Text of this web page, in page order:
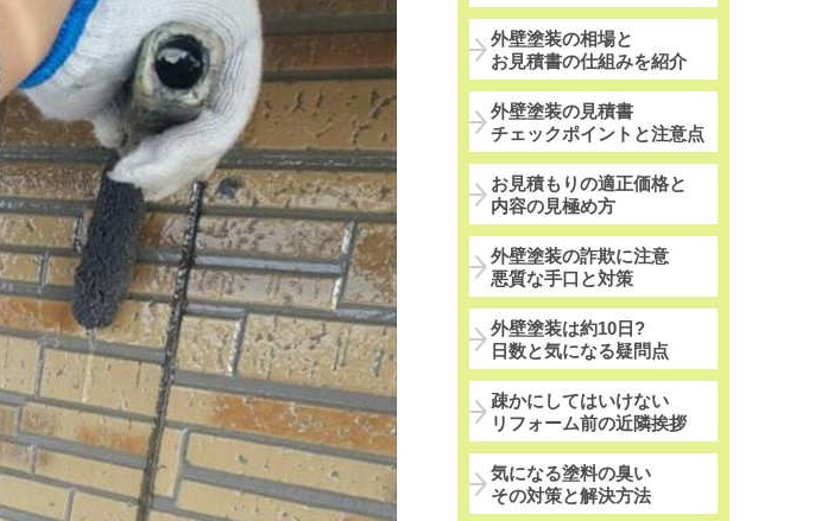
外壁塗装の相場と
お見積書の仕組みを紹介
外壁塗装の見積書
チェックポイントと注意点
お見積もりの適正価格と
内容の見極め方
外壁塗装の詐欺に注意
悪質な手口と対策
外壁塗装は約10日?
日数と気になる疑問点
疎かにしてはいけない
リフォーム前の近隣挨拶
気になる塗料の臭い
その対策と解決方法